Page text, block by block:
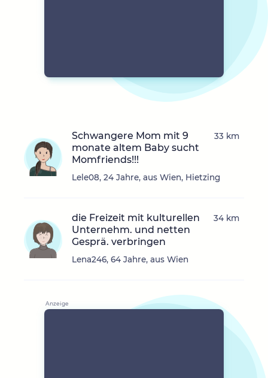
Schwangere Mom mit 9
monate altem Baby sucht
Momfriends!!!
Lele08, 24 Jahre, aus Wien, Hietzing
33 km
die Freizeit mit kulturellen
Unternehm. und netten
Gesprä. verbringen
Lena246, 64 Jahre, aus Wien
34 km